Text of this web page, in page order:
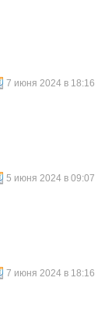
7 июня 2024 в 18:16
5 июня 2024 в 09:07
7 июня 2024 в 18:16